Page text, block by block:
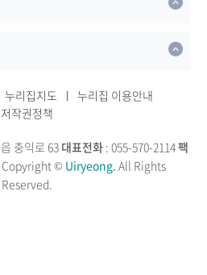
누리집지도
누리집 이용안내
저작권정책
충익로 63 대표전화 : 055-570-2114팩
Copyright © Uiryeong. All Rights
Reserved.